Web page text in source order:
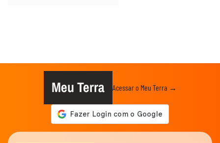
Meu Terra Acessar o Meu Terra →